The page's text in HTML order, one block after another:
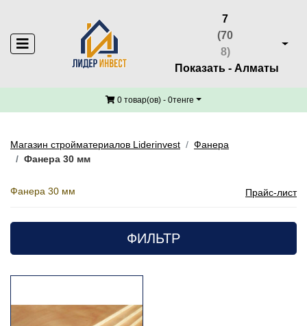
7
(70
8)
Показать - Алматы
ТОЛЩИНА
30×
я(1)
МАТЕРИАЛ
Береза(1)
СОРТ
0 товар(ов) - 0тенге
Магазин стройматериалов Liderinvest
Фанера
Фанера 30 мм
Фанера 30 мм Прайс-лист
ФИЛЬТР